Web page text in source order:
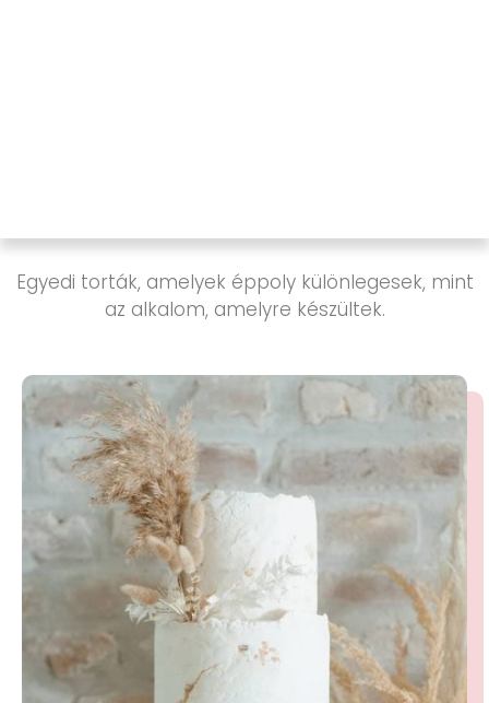
Egyedi torták, amelyek éppoly különlegesek, mint
az alkalom, amelyre készültek.